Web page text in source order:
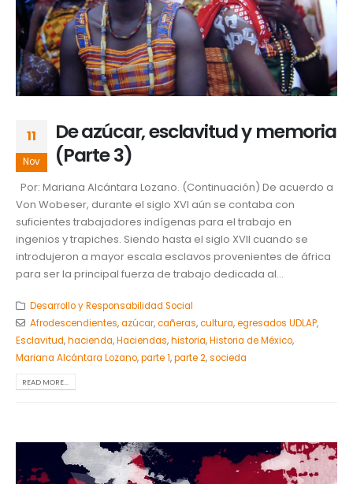
11
Nov
De azúcar, esclavitud y memoria
(Parte 3)
Por: Mariana Alcántara Lozano. (Continuación) De acuerdo a
Von Wobeser, durante el siglo XVI aún se contaba con
suficientes trabajadores indígenas para el trabajo en
ingenios y trapiches. Siendo hasta el siglo XVII cuando se
introdujeron a mayor escala esclavos provenientes de áfrica
para ser la principal fuerza de trabajo dedicada al...
Desarrollo y Responsabilidad Social
Afrodescendientes,azúcar,cañeras,cultura,egresados UDLAP,
Esclavitud,hacienda,Haciendas,historia,Historia de México,
Mariana Alcántara Lozano,parte 1,parte 2,socieda
READ MORE...